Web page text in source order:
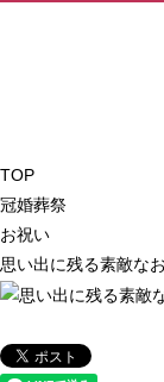
TOP
冠婚葬祭
お祝い
思い出に残る素敵な